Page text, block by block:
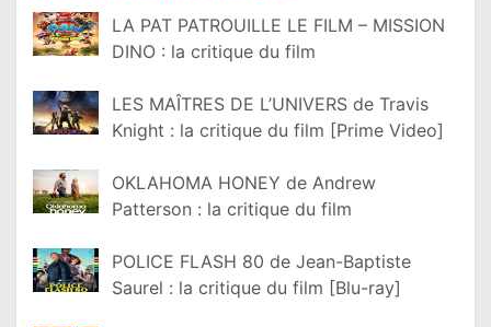
LA PAT PATROUILLE LE FILM – MISSION
DINO : la critique du film
LES MAÎTRES DE L’UNIVERS de Travis
Knight : la critique du film [Prime Video]
OKLAHOMA HONEY de Andrew
Patterson : la critique du film
POLICE FLASH 80 de Jean-Baptiste
Saurel : la critique du film [Blu-ray]